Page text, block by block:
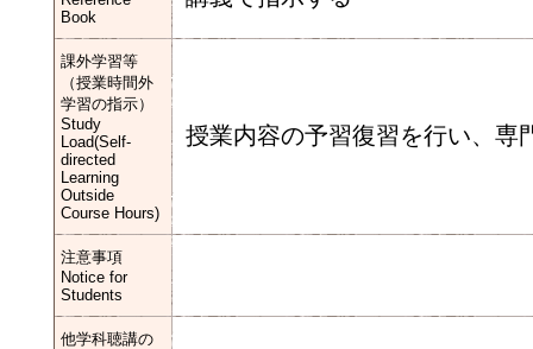
Book
課外学習等
（授業時間外
学習の指示）
Study
Load(Self-
directed
Learning
Outside
Course Hours)
授業内容の予習復習を行い、専
注意事項
Notice for
Students
他学科聴講の